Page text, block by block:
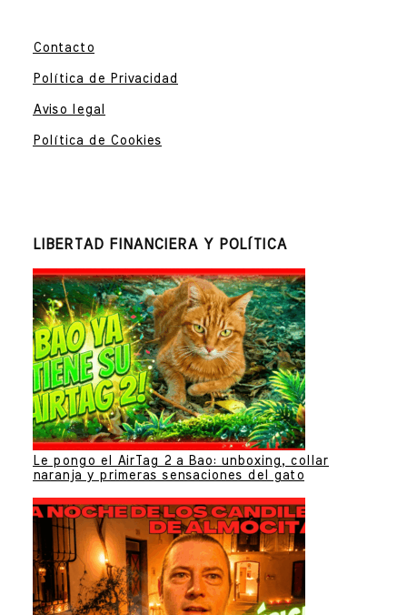
Contacto
Política de Privacidad
Aviso legal
Política de Cookies
LIBERTAD FINANCIERA Y POLÍTICA
Le pongo el AirTag 2 a Bao: unboxing, collar
naranja y primeras sensaciones del gato